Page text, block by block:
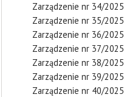
Zarządzenie nr 34/2025
Zarządzenie nr 35/2025
Zarządzenie nr 36/2025
Zarządzenie nr 37/2025
Zarządzenie nr 38/2025
Zarządzenie nr 39/2025
Zarządzenie nr 40/2025